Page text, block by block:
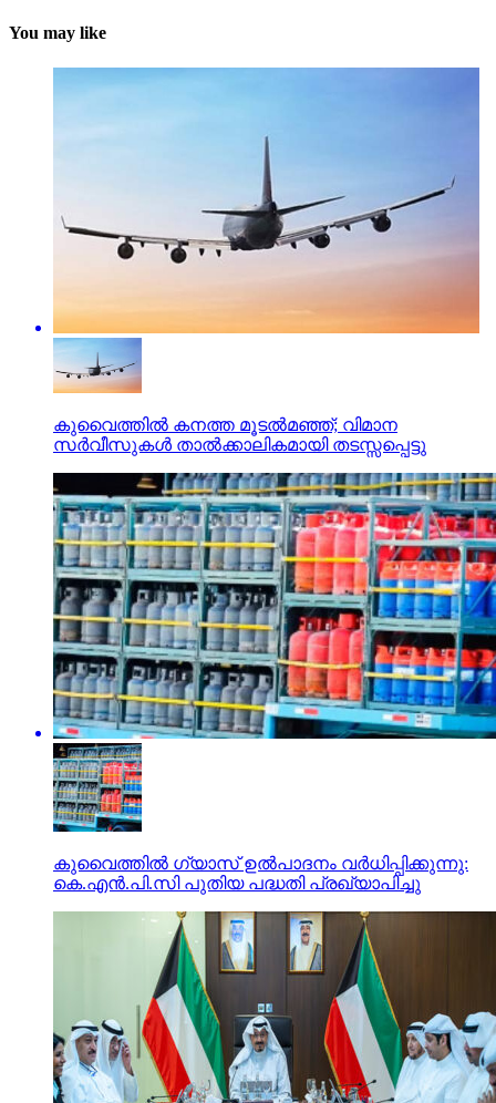
You may like
കുവൈത്തില്‍ കനത്ത മൂടല്‍മഞ്ഞ്; വിമാന
സര്‍വീസുകള്‍ താല്‍ക്കാലികമായി തടസ്സപ്പെട്ടു
കുവൈത്തില്‍ ഗ്യാസ് ഉല്‍പാദനം വര്‍ധിപ്പിക്കുന്നു:
കെ.എന്‍.പി.സി പുതിയ പദ്ധതി പ്രഖ്യാപിച്ചു